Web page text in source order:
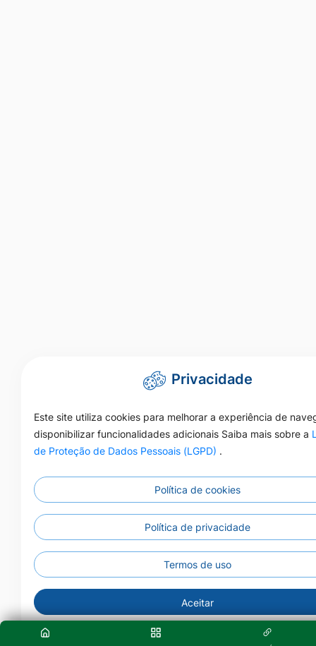
Privacidade
Este site utiliza cookies para melhorar a experiência de
disponibilizar funcionalidades adicionais Saiba mais sobre a
de Proteção de Dados Pessoais (LGPD) .
Política de cookies
Política de privacidade
Termos de uso
Aceitar